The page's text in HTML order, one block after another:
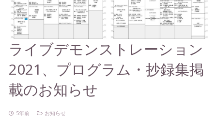
ライブデモンストレーション
2021、プログラム・抄録集掲
載のお知らせ
5年前 お知らせ